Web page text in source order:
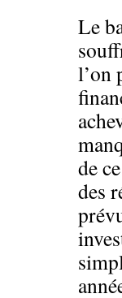
Le
l’on
de
des